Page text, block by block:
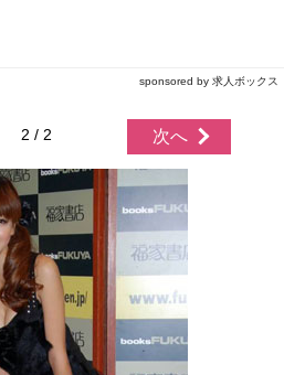
sponsored by 求人ボックス
2 / 2 次へ